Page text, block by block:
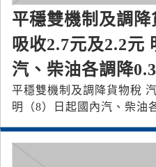
平穩雙機制及調
吸收2.7元及2.2元
汽、柴油各調降
平穩雙機制及調降貨物稅
明（8）日起國內汽、柴油